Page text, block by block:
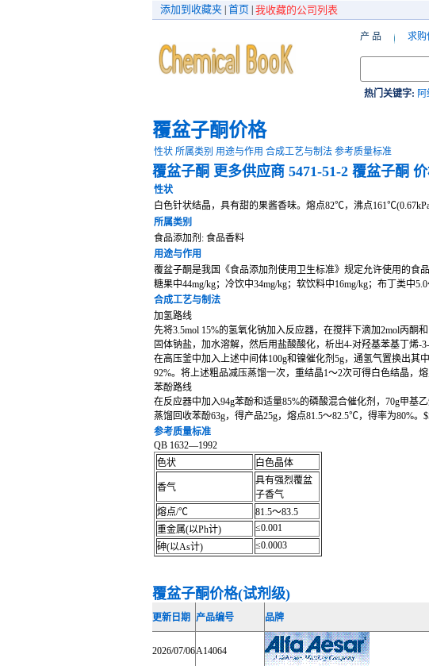
添加到收藏夹 首页 我收藏的公司列表
产 品 求购
热门关键字: 阿
覆盆子酮价格
性状 所属类别 用途与作用 合成工艺与制法 参考质量标准
覆盆子酮 更多供应商 5471-51-2 覆盆子酮
性状
白色针状结晶，具有甜的果酱香味。熔点82℃，沸点
所属类别
食品添加剂: 食品香料
用途与作用
覆盆子酮是我国《食品添加剂使用卫生标准》规定允许使用的食
糖果中44mg/kg；冷饮中34mg/kg；软饮料中16mg/kg；布丁类中5.0
合成工艺与制法
加氢路线
先将3.5mol 15%的氢氧化钠加入反应器，在搅拌下滴加2mol丙
固体钠盐，加水溶解，然后用盐酸酸化，析出4-对羟基苯基丁烯-
在高压釜中加入上述中间体100g和镍催化剂5g，通氢气置换出其
92%。将上述粗品减压蒸馏一次，重结晶1～2次可得白色结晶，
苯酚路线
在反应器中加入94g苯酚和适量85%的磷酸混合催化剂，70g甲
蒸馏回收苯酚63g，得产品25g，熔点81.5～82.5℃，得率为80%。
参考质量标准
QB 1632—1992
色状
白色晶体
香气
具有强烈覆盆
子香气
熔点/℃
81.5～83.5
重金属(以Ph计)
≤0.001
砷(以As计)
≤0.0003
覆盆子酮价格(试剂级)
更新日期 产品编号 品牌
2026/07/06A14064